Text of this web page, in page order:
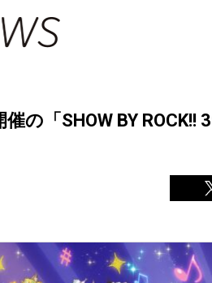
の「SHOW BY ROCK!!